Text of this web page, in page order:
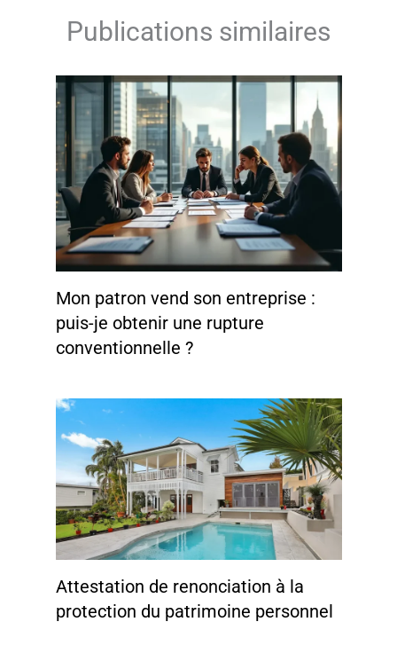
Publications similaires
Mon patron vend son entreprise :
puis-je obtenir une rupture
conventionnelle ?
Attestation de renonciation à la
protection du patrimoine personnel